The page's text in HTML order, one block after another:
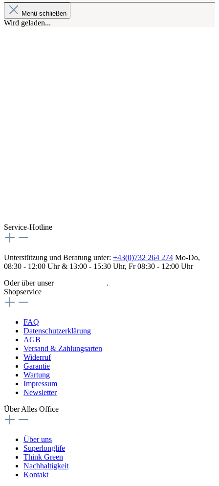
Menü schließen
Wird geladen...
Service-Hotline
Unterstützung und Beratung unter: +43(0)732 264 274 Mo-Do,
08:30 - 12:00 Uhr & 13:00 - 15:30 Uhr, Fr 08:30 - 12:00 Uhr
Oder über unser
.
Shopservice
FAQ
Datenschutzerklärung
AGB
Versand & Zahlungsarten
Widerruf
Garantie
Wartung
Impressum
Newsletter
Über Alles Office
Über uns
Superlonglife
Think Green
Nachhaltigkeit
Kontakt